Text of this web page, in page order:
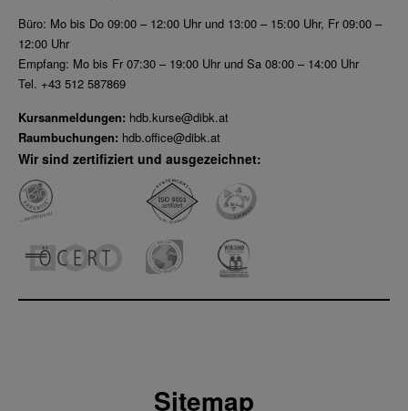
Büro: Mo bis Do 09:00 – 12:00 Uhr und 13:00 – 15:00 Uhr, Fr 09:00 –
12:00 Uhr
Empfang: Mo bis Fr 07:30 – 19:00 Uhr und Sa 08:00 – 14:00 Uhr
Tel. +43 512 587869
Kursanmeldungen: hdb.kurse@dibk.at
Raumbuchungen: hdb.office@dibk.at
Wir sind zertifiziert und ausgezeichnet:
Sitemap